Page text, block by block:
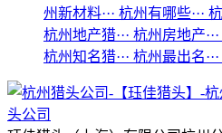
州新材料··· 杭州有哪些···
杭州地产猎··· 杭州房地产···
杭州知名猎··· 杭州最出名···